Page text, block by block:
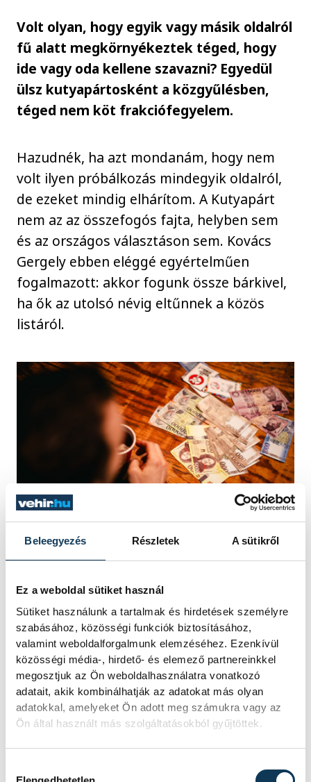
Beleegyezés Részletek A sütikről
Ez a weboldal sütiket használ
Sütiket használunk a tartalmak és hirdetések személyre
szabásához, közösségi funkciók biztosításához,
valamint weboldalforgalmunk elemzéséhez. Ezenkívül
közösségi média-, hirdető- és elemező partnereinkkel
megosztjuk az Ön weboldalhasználatra vonatkozó
adatait, akik kombinálhatják az adatokat más olyan
adatokkal, amelyeket Ön adott meg számukra vagy az
Ön által használt más szolgáltatásokból gyűjtöttek.
Volt olyan, hogy egyik vagy másik oldalról
fű alatt megkörnyékeztek téged, hogy
ide vagy oda kellene szavazni? Egyedül
ülsz kutyapártosként a közgyűlésben,
téged nem köt frakciófegyelem.
Hazudnék, ha azt mondanám, hogy nem
volt ilyen próbálkozás mindegyik oldalról,
de ezeket mindig elhárítom. A Kutyapárt
nem az az összefogós fajta, helyben sem
és az országos választáson sem. Kovács
Gergely ebben eléggé egyértelműen
fogalmazott: akkor fogunk össze bárkivel,
ha ők az utolsó névig eltűnnek a közös
listáról.
A tiszások ilyenkor szokták rászórni az
emberre a vádakat, hogy ezzel is a Fidesz
hatalomban maradását segíti és hogy
szatelitpárt vagytok.
Veszprémben ezt nem érzem erősnek.
Azért ebben a városban az emberek
szeretnek gondolkodni és nem
üzenetekkel. A választáson mindenkinek